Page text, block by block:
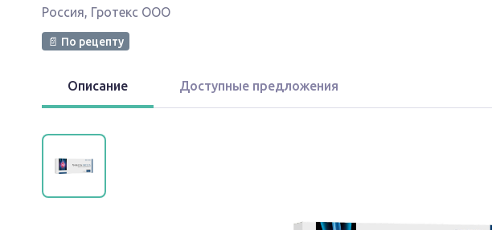
Россия, Гротекс ООО
📄 По рецепту
Описание Доступные предложения